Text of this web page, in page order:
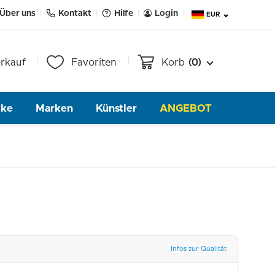
uns Kontakt Hilfe Login EUR
Favoriten Korb (0)
Marken Künstler ANGEBOT
Infos zur Qualität